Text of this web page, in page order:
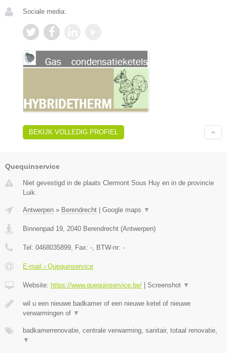
Sociale media:
BEKIJK VOLLEDIG PROFIEL
Quequinservice
Niet gevestigd in de plaats Clermont Sous Huy en in de provincie
Luik.
Antwerpen » Berendrecht Google maps ▼
Binnenpad 19, 2040 Berendrecht (Antwerpen)
Tel: 0468035899, Fax: -, BTW-nr: -
E-mail › Quequinservice
Website: https://www.quequinservice.be/ Screenshot ▼
wil u een nieuwe badkamer of een nieuwe ketel of nieuwe
verwarmingen of ▼
badkamerrenovatie, centrale verwarming, sanitair, totaal renovatie,
▼